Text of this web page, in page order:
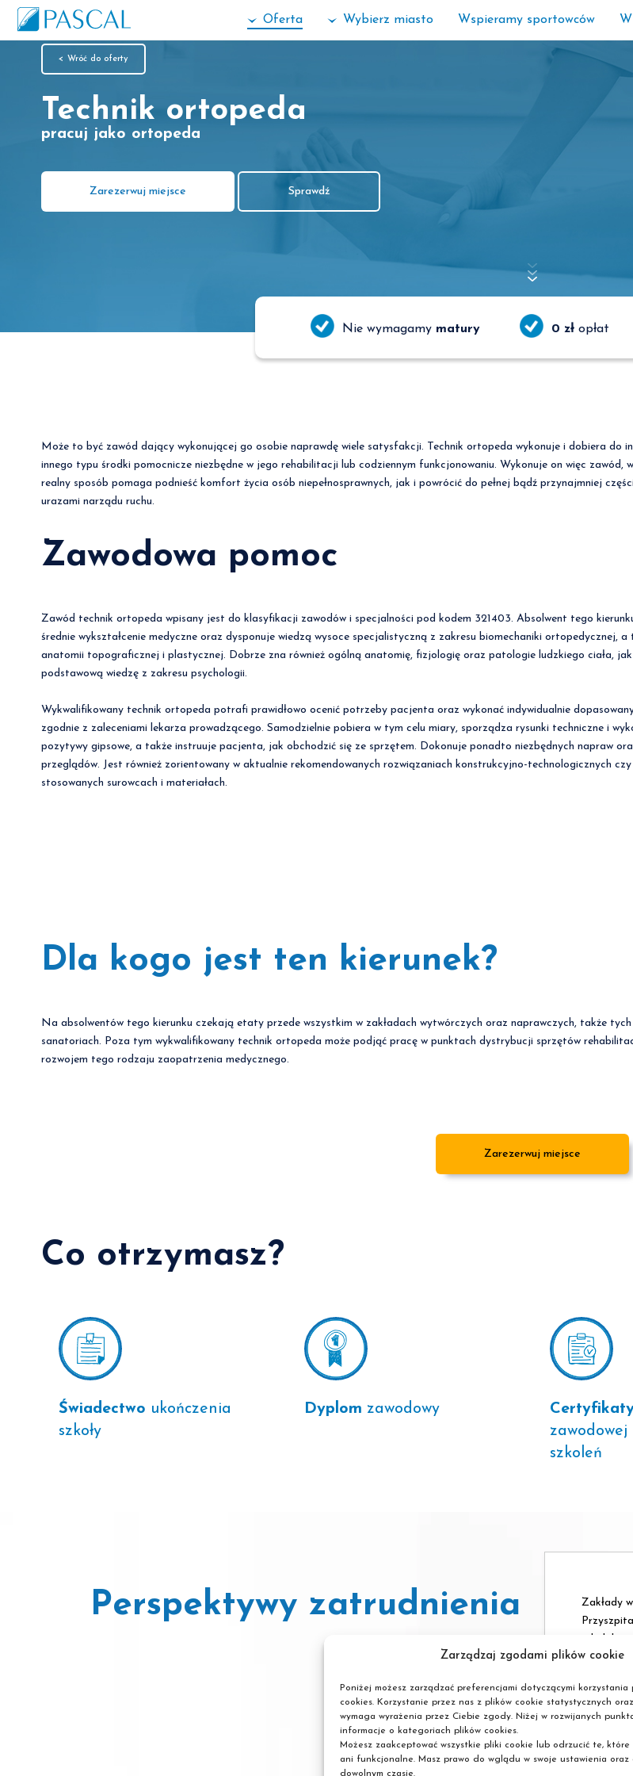
Zarządzaj zgodami plików cookie
Poniżej możesz zarządzać preferencjami dotyczącymi korzystania
cookies. Korzystanie przez nas z plików cookie statystycznych
wymaga wyrażenia przez Ciebie zgody. Niżej w rozwijanych
informacje o kategoriach plików cookies.
Możesz zaakceptować wszystkie pliki cookie lub odrzucić te,
ani funkcjonalne. Masz prawo do wglądu w swoje ustawienia oraz
dowolnym czasie.
Oferta Wybierz miasto Wspieramy sportowców
< Wróć do oferty
Technik ortopeda
pracuj jako ortopeda
Zarezerwuj miejsce Sprawdź
Nie wymagamy matury 0 zł opłat
Może to być zawód dający wykonującej go osobie naprawdę wiele satysfakcji. Technik ortopeda wykonuje i dobiera
innego typu środki pomocnicze niezbędne w jego rehabilitacji lub codziennym funkcjonowaniu. Wykonuje on więc
realny sposób pomaga podnieść komfort życia osób niepełnosprawnych, jak i powrócić do pełnej bądź przynajmniej
urazami narządu ruchu.
Zawodowa pomoc
Zawód technik ortopeda wpisany jest do klasyfikacji zawodów i specjalności pod kodem 321403. Absolwent tego
średnie wykształcenie medyczne oraz dysponuje wiedzą wysoce specjalistyczną z zakresu biomechaniki ortopedycznej, a
anatomii topograficznej i plastycznej. Dobrze zna również ogólną anatomię, fizjologię oraz patologie ludzkiego ciała,
podstawową wiedzę z zakresu psychologii.
Wykwalifikowany technik ortopeda potrafi prawidłowo ocenić potrzeby pacjenta oraz wykonać indywidualnie
zgodnie z zaleceniami lekarza prowadzącego. Samodzielnie pobiera w tym celu miary, sporządza rysunki techniczne i
pozytywy gipsowe, a także instruuje pacjenta, jak obchodzić się ze sprzętem. Dokonuje ponadto niezbędnych napraw
przeglądów. Jest również zorientowany w aktualnie rekomendowanych rozwiązaniach konstrukcyjno-technologicznych
stosowanych surowcach i materiałach.
Dla kogo jest ten kierunek?
Na absolwentów tego kierunku czekają etaty przede wszystkim w zakładach wytwórczych oraz naprawczych, także
sanatoriach. Poza tym wykwalifikowany technik ortopeda może podjąć pracę w punktach dystrybucji sprzętów
rozwojem tego rodzaju zaopatrzenia medycznego.
Zarezerwuj miejsce
Co otrzymasz?
Świadectwo ukończenia
szkoły
Dyplom zawodowy
szkoleń
Perspektywy zatrudnienia
Zakłady
Punkty
Własna